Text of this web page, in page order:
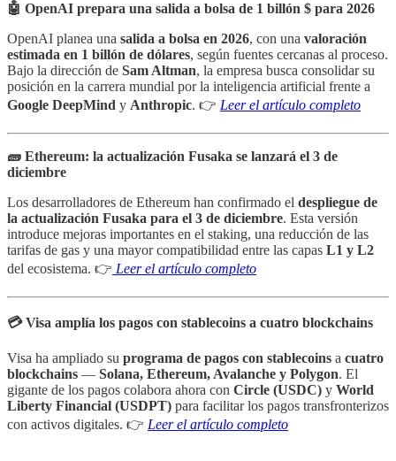
🤖 OpenAI prepara una salida a bolsa de 1 billón $ para 2026
OpenAI planea una salida a bolsa en 2026, con una valoración
estimada en 1 billón de dólares, según fuentes cercanas al proceso.
Bajo la dirección de Sam Altman, la empresa busca consolidar su
posición en la carrera mundial por la inteligencia artificial frente a
Google DeepMind y Anthropic. 👉 Leer el artículo completo
🧱 Ethereum: la actualización Fusaka se lanzará el 3 de
diciembre
Los desarrolladores de Ethereum han confirmado el despliegue de
la actualización Fusaka para el 3 de diciembre. Esta versión
introduce mejoras importantes en el staking, una reducción de las
tarifas de gas y una mayor compatibilidad entre las capas L1 y L2
del ecosistema. 👉 Leer el artículo completo
💳 Visa amplía los pagos con stablecoins a cuatro blockchains
Visa ha ampliado su programa de pagos con stablecoins a cuatro
blockchains — Solana, Ethereum, Avalanche y Polygon. El
gigante de los pagos colabora ahora con Circle (USDC) y World
Liberty Financial (USDPT) para facilitar los pagos transfronterizos
con activos digitales. 👉 Leer el artículo completo